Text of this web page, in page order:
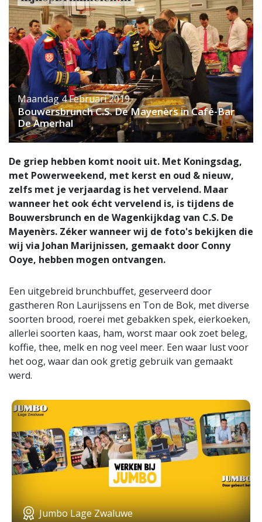
Maandag 4 Februari 2019
Bouwersbrunch C.S. De Mayenèrs in Café-Bar
De Amerhal
De griep hebben komt nooit uit. Met Koningsdag,
met Powerweekend, met kerst en oud & nieuw,
zelfs met je verjaardag is het vervelend. Maar
wanneer het ook écht vervelend is, is tijdens de
Bouwersbrunch en de Wagenkijkdag van C.S. De
Mayenèrs. Zéker wanneer wij de foto's bekijken die
wij via Johan Marijnissen, gemaakt door Conny
Ooye, hebben mogen ontvangen.
Een uitgebreid brunchbuffet, geserveerd door
gastheren Ron Laurijssens en Ton de Bok, met diverse
soorten brood, roerei met gebakken spek, eierkoeken,
allerlei soorten kaas, ham, worst maar ook zoet beleg,
koffie, thee, melk en nog veel meer. Een waar lust voor
het oog, waar dan ook gretig gebruik van gemaakt
werd.
Jumbo Lage Zwaluwe